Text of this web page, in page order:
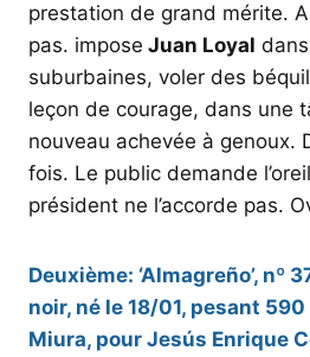
prestation de grand mérite. A
pas. impose Juan Loyal
suburbaines, voler des
leçon de courage, dans une
nouveau achevée à genoux.
fois. Le public demande
président ne l’accorde pas.
Deuxième: ‘Almagreño’, nº
noir, né le 18/01, pesant
Miura, pour Jesús Enrique